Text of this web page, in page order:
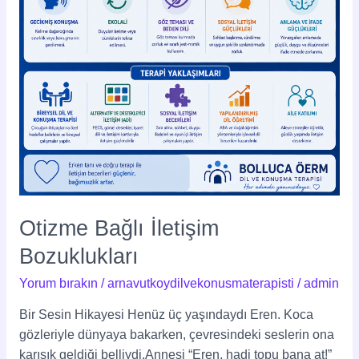
Otizme Bağlı İletişim
Bozuklukları
Yorum bırakın /arnavutkoydilvekonusmaterapisti /admin
Bir Sesin Hikayesi Henüz üç yaşındaydı Eren. Koca
gözleriyle dünyaya bakarken, çevresindeki seslerin ona
karışık geldiği belliydi.Annesi “Eren, hadi topu bana at!”